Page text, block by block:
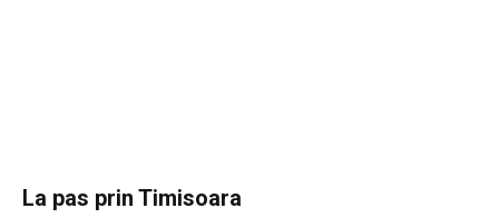
La pas prin Timisoara